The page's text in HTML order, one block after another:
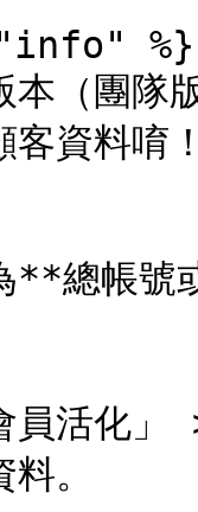
%}
本（團隊
客資料唷
**總帳號
員活化
。